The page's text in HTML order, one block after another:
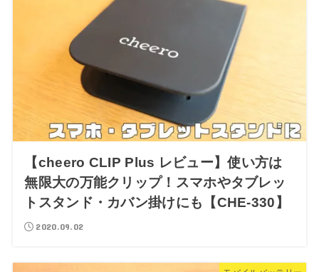
【cheero CLIP Plus レビュー】使い方は
無限大の万能クリップ！スマホやタブレッ
トスタンド・カバン掛けにも【CHE-330】
2020.09.02